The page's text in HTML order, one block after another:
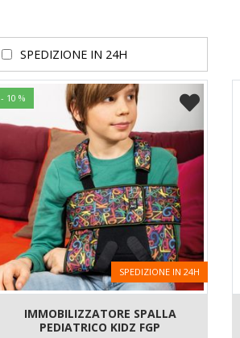
SPEDIZIONE IN 24H
- 10 %
SPEDIZIONE IN 24H
IMMOBILIZZATORE SPALLA
PEDIATRICO KIDZ FGP